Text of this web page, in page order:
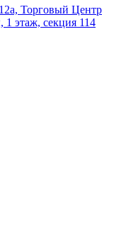
Торговый Центр
этаж, секция 114